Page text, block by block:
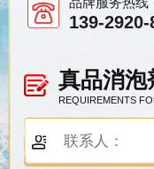
真品消泡
REQUIREMENTS
139-2920-